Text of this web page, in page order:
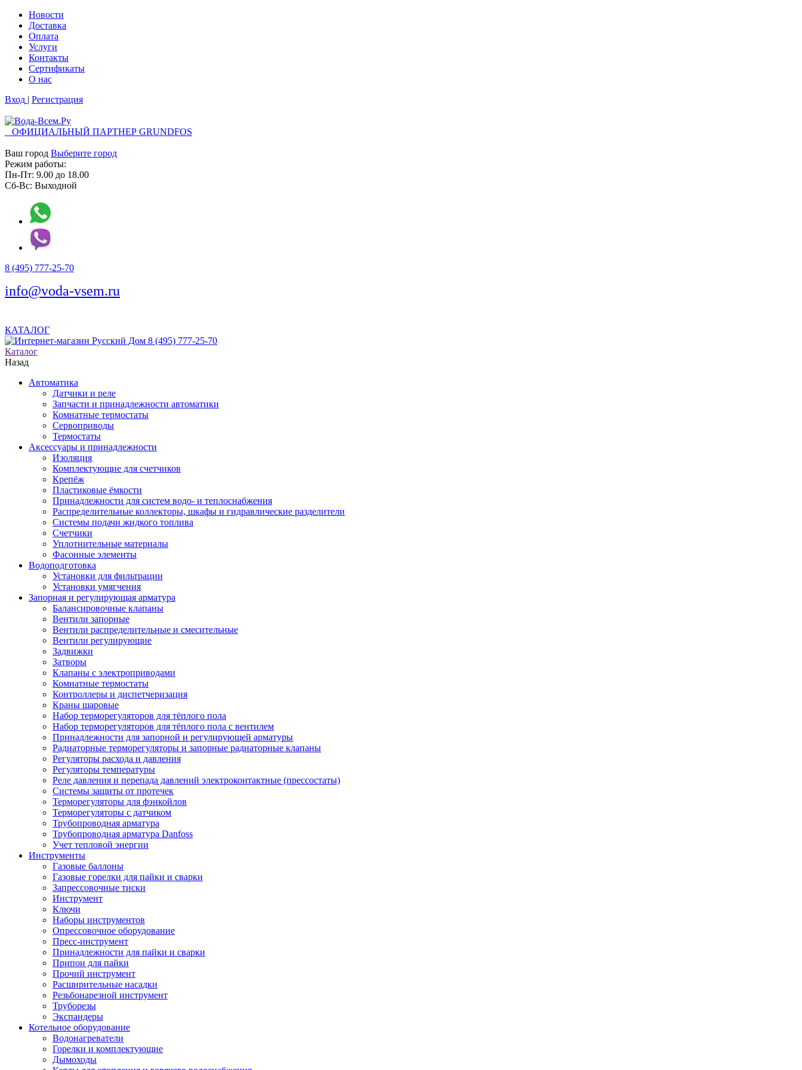
Новости
Доставка
Оплата
Услуги
Контакты
Cертификаты
О нас
Вход | Регистрация
ОФИЦИАЛЬНЫЙ ПАРТНЕР GRUNDFOS
Ваш город Выберите город
Режим работы:
Пн-Пт: 9.00 до 18.00
Сб-Вс: Выходной
8 (495) 777-25-70
info@voda-vsem.ru
КАТАЛОГ
8 (495) 777-25-70
Каталог
Назад
Автоматика
Датчики и реле
Запчасти и принадлежности автоматики
Комнатные термостаты
Сервоприводы
Термостаты
Аксессуары и принадлежности
Изоляция
Комплектующие для счетчиков
Крепёж
Пластиковые ёмкости
Принадлежности для систем водо- и теплоснабжения
Распределительные коллекторы, шкафы и гидравлические разделители
Системы подачи жидкого топлива
Счетчики
Уплотнительные материалы
Фасонные элементы
Водоподготовка
Установки для фильтрации
Установки умягчения
Запорная и регулирующая арматура
Балансировочные клапаны
Вентили запорные
Вентили распределительные и смесительные
Вентили регулирующие
Задвижки
Затворы
Клапаны с электроприводами
Комнатные термостаты
Контроллеры и диспетчеризация
Краны шаровые
Набор терморегуляторов для тёплого пола
Набор терморегуляторов для тёплого пола с вентилем
Принадлежности для запорной и регулирующей арматуры
Радиаторные терморегуляторы и запорные радиаторные клапаны
Регуляторы расхода и давления
Регуляторы температуры
Реле давления и перепада давлений электроконтактные (прессостаты)
Системы защиты от протечек
Терморегуляторы для фэнкойлов
Терморегуляторы с датчиком
Трубопроводная арматура
Трубопроводная арматура Danfoss
Учет тепловой энергии
Инструменты
Газовые баллоны
Газовые горелки для пайки и сварки
Запрессовочные тиски
Инструмент
Ключи
Наборы инструментов
Опрессовочное оборудование
Пресс-инструмент
Принадлежности для пайки и сварки
Припои для пайки
Прочий инструмент
Расширительные насадки
Резьбонарезной инструмент
Труборезы
Экспандеры
Котельное оборудование
Водонагреватели
Горелки и комплектующие
Дымоходы